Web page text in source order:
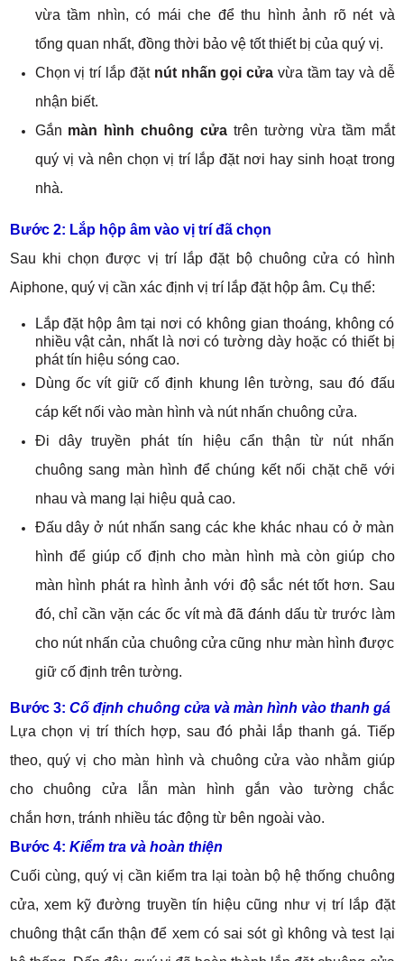
vừa tầm nhìn, có mái che để thu hình ảnh rõ nét và
tổng quan nhất, đồng thời bảo vệ tốt thiết bị của quý vị.
Chọn vị trí lắp đặt nút nhấn gọi cửa vừa tầm tay và dễ
nhận biết.
Gắn màn hình chuông cửa trên tường vừa tầm mắt
quý vị và nên chọn vị trí lắp đặt nơi hay sinh hoạt trong
nhà.
Bước 2: Lắp hộp âm vào vị trí đã chọn
Sau khi chọn được vị trí lắp đặt bộ chuông cửa có hình
Aiphone, quý vị cần xác định vị trí lắp đặt hộp âm. Cụ thể:
Lắp đặt hộp âm tại nơi có không gian thoáng, không có
nhiều vật cản, nhất là nơi có tường dày hoặc có thiết bị
phát tín hiệu sóng cao.
Dùng ốc vít giữ cố định khung lên tường, sau đó đấu
cáp kết nối vào màn hình và nút nhấn chuông cửa.
Đi dây truyền phát tín hiệu cẩn thận từ nút nhấn
chuông sang màn hình để chúng kết nối chặt chẽ với
nhau và mang lại hiệu quả cao.
Đấu dây ở nút nhấn sang các khe khác nhau có ở màn
hình để giúp cố định cho màn hình mà còn giúp cho
màn hình phát ra hình ảnh với độ sắc nét tốt hơn. Sau
đó, chỉ cần vặn các ốc vít mà đã đánh dấu từ trước làm
cho nút nhấn của chuông cửa cũng như màn hình được
giữ cố định trên tường.
Bước 3: Cố định chuông cửa và màn hình vào thanh gá
Lựa chọn vị trí thích hợp, sau đó phải lắp thanh gá. Tiếp
theo, quý vị cho màn hình và chuông cửa vào nhằm giúp
cho chuông cửa lẫn màn hình gắn vào tường chắc
chắn hơn, tránh nhiều tác động từ bên ngoài vào.
Bước 4: Kiểm tra và hoàn thiện
Cuối cùng, quý vị cần kiểm tra lại toàn bộ hệ thống chuông
cửa, xem kỹ đường truyền tín hiệu cũng như vị trí lắp đặt
chuông thật cẩn thận để xem có sai sót gì không và test lại